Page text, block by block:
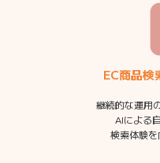
EC商品検
継続的な運用
AIによる
検索体験